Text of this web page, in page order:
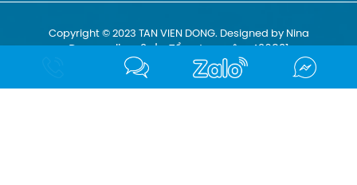
Copyright © 2023 TAN VIEN DONG. Designed by Nina